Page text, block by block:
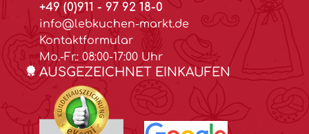
+49 (0)911 - 97 92 18-0
info@lebkuchen-markt.de
Kontaktformular
Mo.-Fr.: 08:00-17:00 Uhr
AUSGEZEICHNET EINKAUFEN